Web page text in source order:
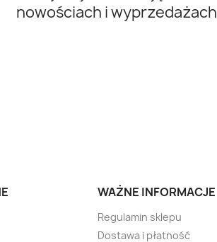
nowościach i wyprzedażach
WAŻNE INFORMACJE
Regulamin sklepu
Dostawa i płatność